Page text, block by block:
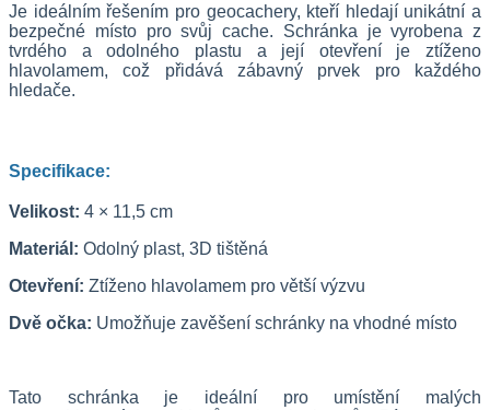
Je ideálním řešením pro geocachery, kteří hledají unikátní a
bezpečné místo pro svůj cache. Schránka je vyrobena z
tvrdého a odolného plastu a její otevření je ztíženo
hlavolamem, což přidává zábavný prvek pro každého
hledače.
Specifikace:
Velikost: 4 × 11,5 cm
Materiál: Odolný plast, 3D tištěná
Otevření: Ztíženo hlavolamem pro větší výzvu
Dvě očka: Umožňuje zavěšení schránky na vhodné místo
Tato schránka je ideální pro umístění malých